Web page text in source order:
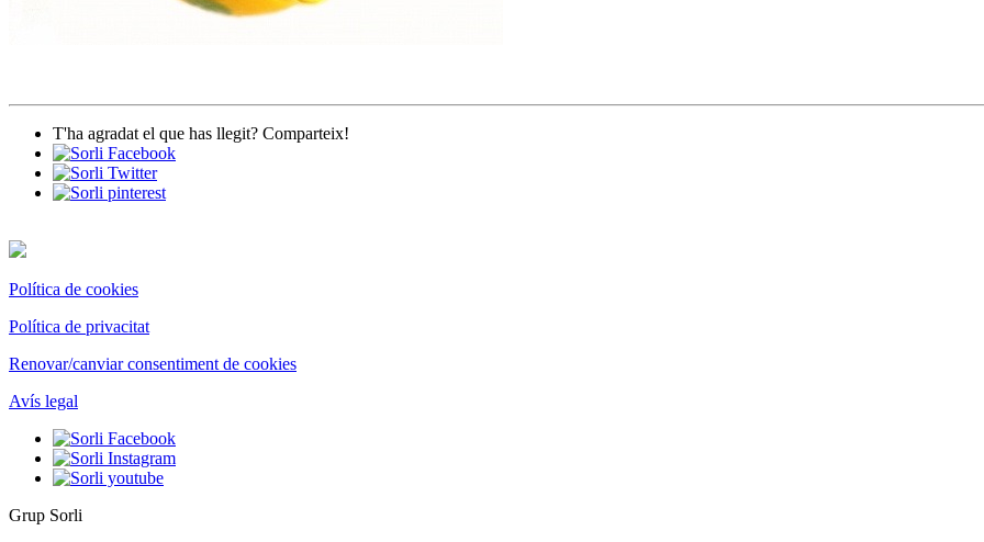
T'ha agradat el que has llegit? Comparteix!
Política de cookies
Política de privacitat
Renovar/canviar consentiment de cookies
Avís legal
Grup Sorli